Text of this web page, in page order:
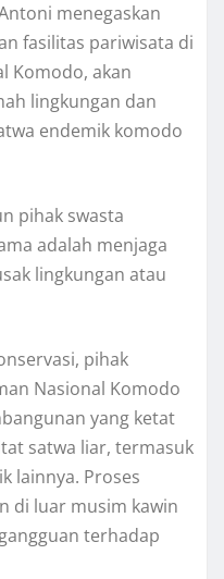
menegaskan
fasilitas pariwisata di
Komodo, akan
lingkungan dan
endemik komodo
pihak swasta
adalah menjaga
lingkungan atau
pihak
Nasional Komodo
yang ketat
satwa liar, termasuk
lainnya. Proses
di luar musim kawin
terhadap